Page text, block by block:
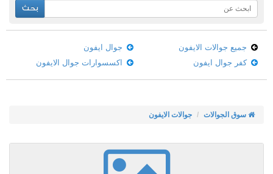
بحث
جميع جوالات الايفون
جوال ايفون
كفر جوال ايفون
اكسسوارات جوال الايفون
سوق الجوالات جوالات الايفون